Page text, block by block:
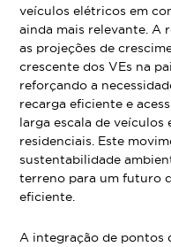
veículos elétricos em
ainda mais relevante. A
as projeções de
crescente dos VEs na
reforçando a
recarga eficiente e
larga escala de veículos
residenciais. Este
sustentabilidade
terreno para um futuro
eficiente.
A integração de pontos